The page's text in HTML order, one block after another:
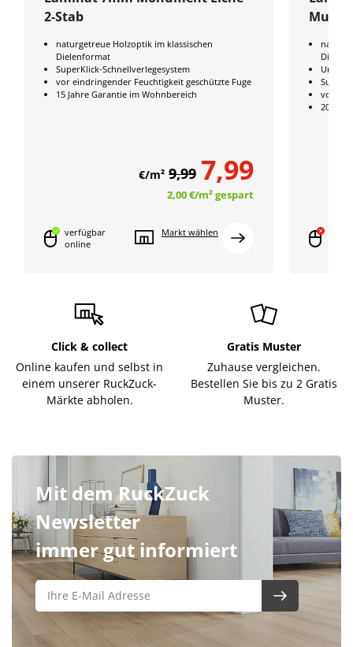
2-Stab
naturgetreue Holzoptik im klassischen
Dielenformat
SuperKlick-Schnellverlegesystem
vor eindringender Feuchtigkeit geschützte Fuge
15 Jahre Garantie im Wohnbereich
7,99
€/m² 9,99
2,00 €/m²gespart
verfügbar
online
Markt wählen
vor
20
Click & collect
Online kaufen und selbst in
einem unserer RuckZuck-
Märkte abholen.
Gratis Muster
Zuhause vergleichen.
Bestellen Sie bis zu 2 Gratis
Muster.
Mit dem RuckZuck
Newsletter
immer gut informiert